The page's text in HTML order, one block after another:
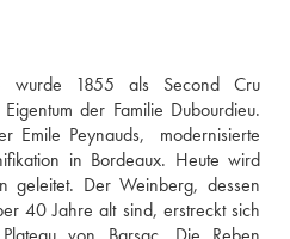
wurde 1855 als Second Cru
der Familie Dubourdieu.
Emile Peynauds,  modernisierte
in Bordeaux. Heute wird
geleitet. Der Weinberg, dessen
40 Jahre alt sind, erstreckt sich